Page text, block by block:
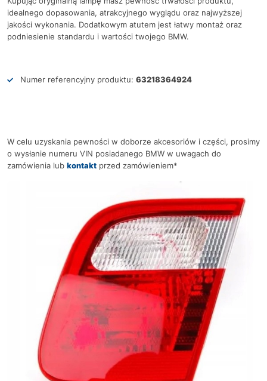
idealnego dopasowania, atrakcyjnego wyglądu oraz najwyższej
jakości wykonania. Dodatkowym atutem jest łatwy montaż oraz
podniesienie standardu i wartości twojego BMW.
Numer referencyjny produktu: 63218364924
W celu uzyskania pewności w doborze akcesoriów i części, prosimy
o wysłanie numeru VIN posiadanego BMW w uwagach do
zamówienia lub kontakt przed zamówieniem*